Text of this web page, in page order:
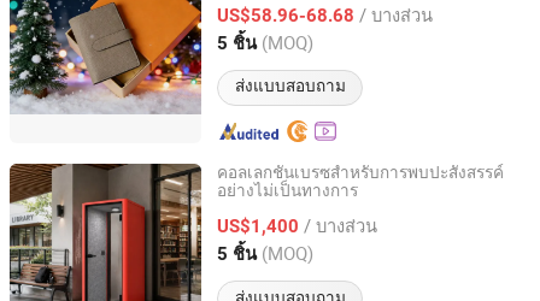
US$58.96-68.68 / บางส่วน
5 ชิ้น (MOQ)
ส่งแบบสอบถาม
Guangdong, China อัตราจาก 2025
คอลเลกชันเบรซสำหรับการพบปะสังสรรค์
อย่างไม่เป็นทางการ
US$1,400 / บางส่วน
5 ชิ้น (MOQ)
Foshan Silence Technology Co.,LTD
Guangdong, China อัตราจาก 2026